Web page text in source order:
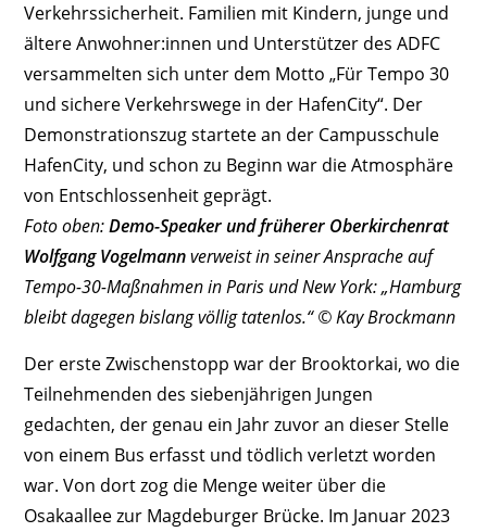
Verkehrssicherheit. Familien mit Kindern, junge und
ältere Anwohner:innen und Unterstützer des ADFC
versammelten sich unter dem Motto „Für Tempo 30
und sichere Verkehrswege in der HafenCity“. Der
Demonstrationszug startete an der Campusschule
HafenCity, und schon zu Beginn war die Atmosphäre
von Entschlossenheit geprägt.
Foto oben:Demo-Speaker und früherer Oberkirchenrat
Wolfgang Vogelmannverweist in seiner Ansprache auf
Tempo-30-Maßnahmen in Paris und New York: „Hamburg
bleibt dagegen bislang völlig tatenlos.“ © Kay Brockmann
Der erste Zwischenstopp war der Brooktorkai, wo die
Teilnehmenden des siebenjährigen Jungen
gedachten, der genau ein Jahr zuvor an dieser Stelle
von einem Bus erfasst und tödlich verletzt worden
war. Von dort zog die Menge weiter über die
Osakaallee zur Magdeburger Brücke. Im Januar 2023